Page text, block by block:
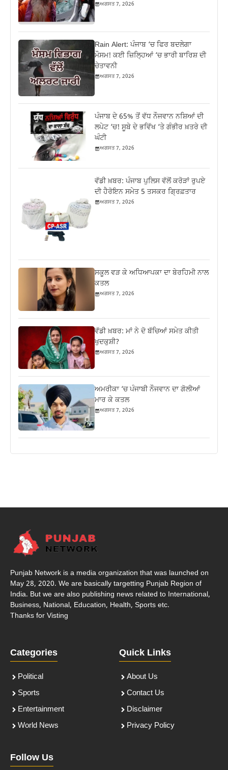
ਅਗਸਤ 7, 2026
Rain Alert: ਪੰਜਾਬ ‘ਚ ਫਿਰ ਬਦਲੇਗਾ
ਮੌਸਮ! ਕਈ ਜ਼ਿਲ੍ਹਿਆਂ ‘ਚ ਭਾਰੀ ਬਾਰਿਸ਼ ਦੀ
ਚੇਤਾਵਨੀ
ਅਗਸਤ 7, 2026
ਪੰਜਾਬ ਦੇ 65% ਤੋਂ ਵੱਧ ਨੌਜਵਾਨ ਨਸ਼ਿਆਂ ਦੀ
ਲਪੇਟ ‘ਚ! ਸੂਬੇ ਦੇ ਭਵਿੱਖ ‘ਤੇ ਗੰਭੀਰ ਖ਼ਤਰੇ ਦੀ
ਘੰਟੀ
ਅਗਸਤ 7, 2026
ਵੱਡੀ ਖ਼ਬਰ: ਪੰਜਾਬ ਪੁਲਿਸ ਵੱਲੋਂ ਕਰੋੜਾਂ ਰੁਪਏ
ਦੀ ਹੈਰੋਇਨ ਸਮੇਤ 5 ਤਸਕਰ ਗ੍ਰਿਫ਼ਤਾਰ
ਅਗਸਤ 7, 2026
ਸਕੂਲ ਵੜ ਕੇ ਅਧਿਆਪਕਾ ਦਾ ਬੇਰਹਿਮੀ ਨਾਲ
ਕਤਲ
ਅਗਸਤ 7, 2026
ਵੱਡੀ ਖ਼ਬਰ: ਮਾਂ ਨੇ ਦੋ ਬੱਚਿਆਂ ਸਮੇਤ ਕੀਤੀ
ਖੁਦਕੁਸ਼ੀ?
ਅਗਸਤ 7, 2026
ਅਮਰੀਕਾ ‘ਚ ਪੰਜਾਬੀ ਨੌਜਵਾਨ ਦਾ ਗੋਲੀਆਂ
ਮਾਰ ਕੇ ਕਤਲ
ਅਗਸਤ 7, 2026
Punjab Network is a media organization that was launched on
May 28, 2020. We are basically targetting Punjab Region of
India. But we are also publishing news related to International,
Business, National, Education, Health, Sports etc.
Thanks for Visting
Categories
Political
Sports
Entertainment
World News
Quick Links
About Us
Contact Us
Disclaimer
Privacy Policy
Follow Us